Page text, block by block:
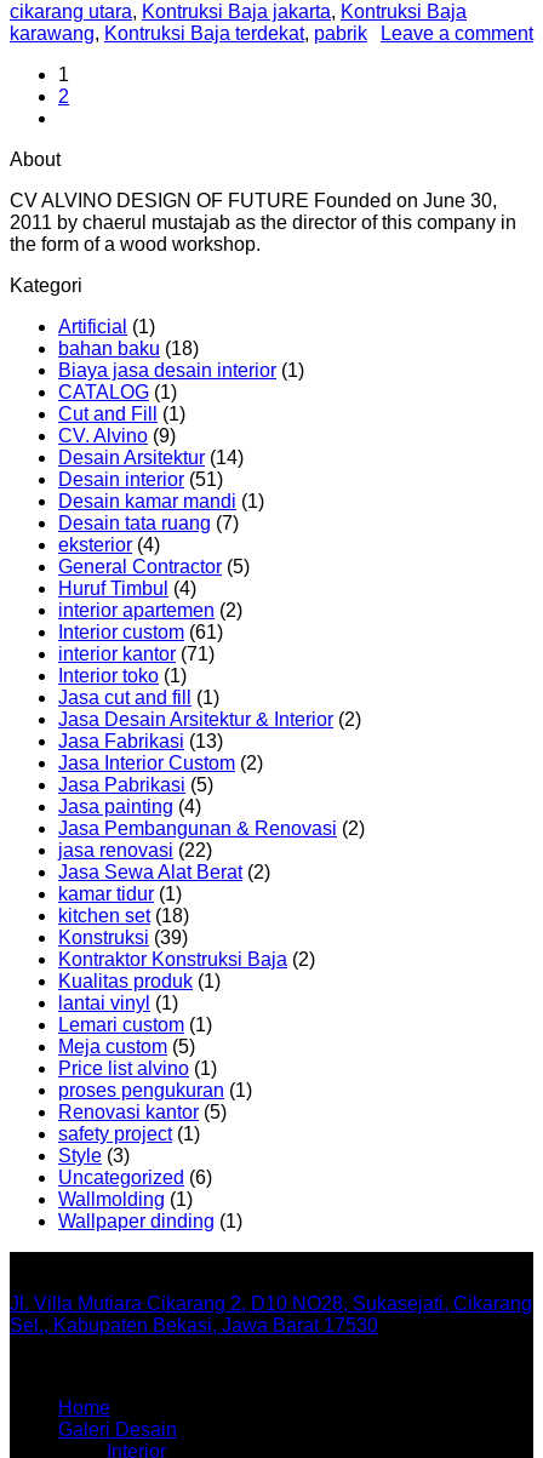
cikarang utara, Kontruksi Baja jakarta, Kontruksi Baja
karawang, Kontruksi Baja terdekat, pabrik
Leave a comment
1
2
About
CV ALVINO DESIGN OF FUTURE Founded on June 30,
2011 by chaerul mustajab as the director of this company in
the form of a wood workshop.
Kategori
Artificial (1)
bahan baku (18)
Biaya jasa desain interior (1)
CATALOG (1)
Cut and Fill
(1)
CV. Alvino (9)
Desain Arsitektur (14)
Desain interior (51)
Desain kamar mandi (1)
Desain tata ruang (7)
eksterior (4)
General Contractor (5)
Huruf Timbul (4)
interior apartemen (2)
Interior custom (61)
interior kantor (71)
Interior toko (1)
Jasa cut and fill
(1)
Jasa Desain Arsitektur & Interior (2)
Jasa Fabrikasi (13)
Jasa Interior Custom (2)
Jasa Pabrikasi (5)
Jasa painting (4)
Jasa Pembangunan & Renovasi (2)
jasa renovasi (22)
Jasa Sewa Alat Berat(2)
kamar tidur (1)
kitchen set(18)
Konstruksi (39)
Kontraktor Konstruksi Baja (2)
Kualitas produk (1)
lantai vinyl (1)
Lemari custom (1)
Meja custom (5)
Price list alvino (1)
proses pengukuran (1)
Renovasi kantor (5)
safety project(1)
Style (3)
Uncategorized (6)
Wallmolding (1)
Wallpaper dinding (1)
Jl. Villa Mutiara Cikarang 2, D10 NO28, Sukasejati, Cikarang
Sel., Kabupaten Bekasi, Jawa Barat 17530
Home
Galeri Desain
Interior